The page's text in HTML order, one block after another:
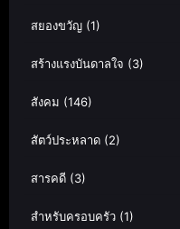
สยองขวัญ (1)
สร้างแรงบันดาลใจ (3)
สังคม (146)
สัตว์ประหลาด (2)
สารคดี (3)
สำหรับครอบครัว (1)